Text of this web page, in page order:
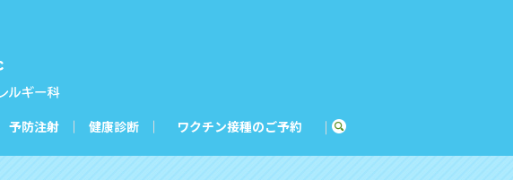
予防注射 健康診断 ワクチン接種のご予約 search